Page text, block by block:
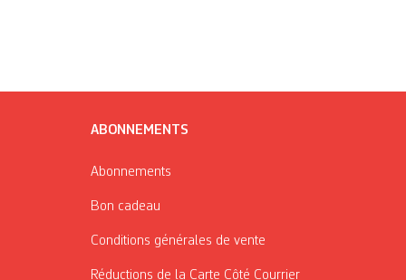
ABONNEMENTS
Abonnements
Bon cadeau
Conditions générales de vente
Réductions de la Carte Côté Courrier